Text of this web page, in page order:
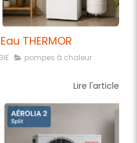
THERMOR
pompes à chaleur
Lire l'article